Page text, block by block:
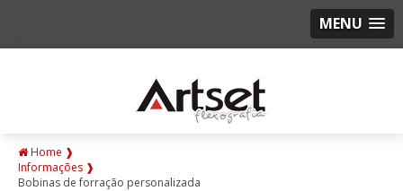
MENU
Home ❱
Informações ❱
Bobinas de forração personalizada